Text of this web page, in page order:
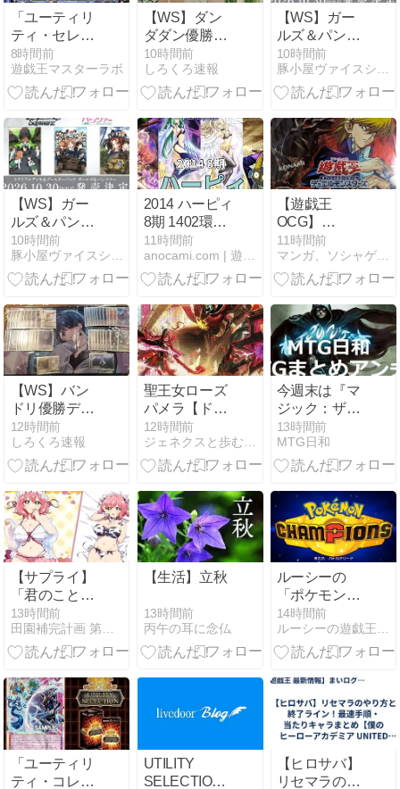
ちゃんねるの
「たかしス
レ」に書きま
した。
「ユーティリ
ティ・セレク
ション」収録
カード一覧｜
レアリティ・
とめ
8時間前
遊戯王マスターラボ
【WS】ダン
ダダン優勝デ
ッキレシピ(ト
レカショップ
ぽよんまる(に
取扱開始‼️)
【ヴァイスシ
ュヴァルツ】
#WSdeckDDD
10時間前
しろくろ速報
【WS】ガー
ルズ＆パンツ
ァー トライア
ルデッキ 大洗
女子学園/無限
20%OFFにて
予約開始
10時間前
豚小屋ヴァイスシュヴァルツ -ブタゴヤWS-
【WS】ガー
ルズ＆パンツ
ァー トライア
ルデッキ 大洗
女子学園/無限
20%OFFにて
予約開始
10時間前
豚小屋ヴァイスシュヴァルツ -ブタゴヤWS-
2014 ハーピィ
8期 1402環境
【遊戯王マス
ターデュエ
ル】
11時間前
anocami.com | 遊戯王マスターデュエル
【遊戯王
OCG】
BEYOND
THE BRAVE
ビヨンド・
3箱目【開
封】
11時間前
マンガ、ソシャゲメインのアルハイドの日記
【WS】バン
ドリ優勝デッ
キレシピ
(Weiss
Schwarz
Community)
【ヴァイスシ
ュヴァルツ】
#WSdeckBD
12時間前
しろくろ速報
聖王女ローズ
パメラ【ドミ
ナスパージを
サーチ・セッ
ト】
12時間前
ジェネクスと歩む遊戯王日記
今週末は『マ
ジック：ザ・
ギャザリング
｜ホビット』
プレリリー
またマジック
を満喫しよ
う！
13時間前
MTG日和
【サプライ】
「君のことが
大大大大大好
きな100人の
彼女」から
里』『花園
羽々里』描き
下ろしラバー
マットなどが
登場 2026年
10月発売 楽
13時間前
田園補完計画 第十七次中間報告書
【生活】立秋
13時間前
丙午の耳に念仏
ルーシーの
「ポケモンチ
ャンピオン
ズ」のランク
マ備忘録～シ
ギュレーショ
ンM-B)～
14時間前
ルーシーの遊戯王とサブカル集会所
「ユーティリ
ティ・コレク
UTILITY
SELECTION、
【ヒロサバ】
リセマラのや